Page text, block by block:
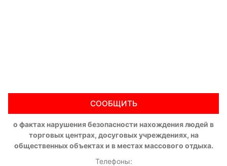
СООБЩИТЬ
о фактах нарушения безопасности нахождения людей в
торговых центрах, досуговых учреждениях, на
общественных объектах и в местах массового отдыха.
Телефоны: